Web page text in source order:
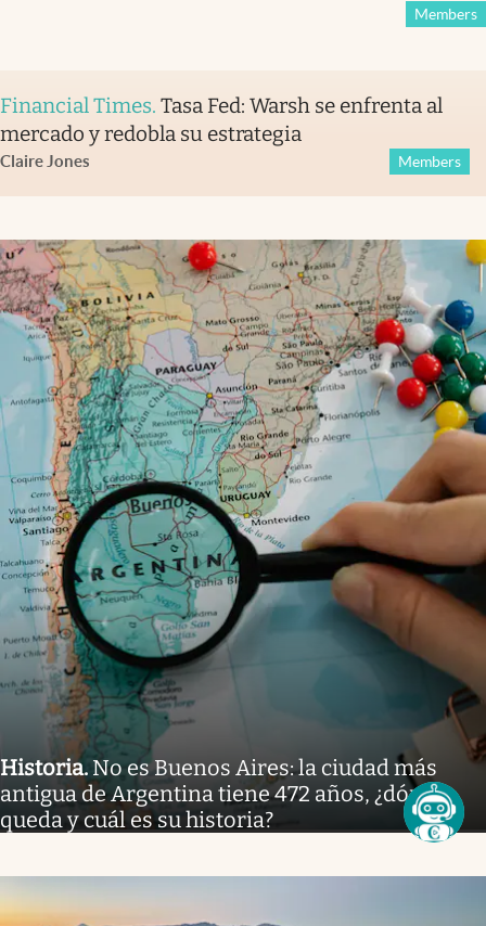
Members
Financial Times. Tasa Fed: Warsh se enfrenta al
mercado y redobla su estrategia
Claire Jones Members
Historia. No es Buenos Aires: la ciudad más
antigua de Argentina tiene 472 años, ¿dónde
queda y cuál es su historia?